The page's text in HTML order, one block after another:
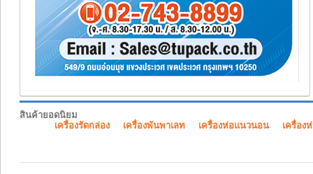
สินค้ายอดนิยม
เครื่องรัดกล่อง
เครื่องพันพาเลท เครื่องห่อแนวนอน เครื่อง